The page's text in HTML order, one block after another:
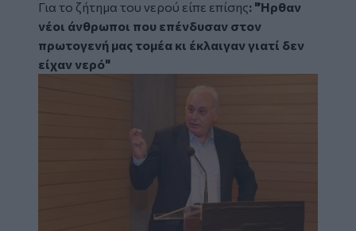
Για το ζήτημα του νερού είπε επίσης: "Ήρθαν
νέοι άνθρωποι που επένδυσαν στον
πρωτογενή μας τομέα κι έκλαιγαν γιατί δεν
είχαν νερό"